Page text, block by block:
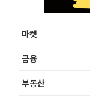
마켓
금융
부동산